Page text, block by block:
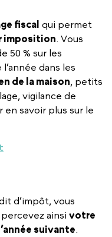
fiscal qui permet
imposition . Vous
50 % sur les
dans les
de la maison , petits
vigilance de
en savoir plus sur le
d’impôt, vous
ainsi votre
suivante